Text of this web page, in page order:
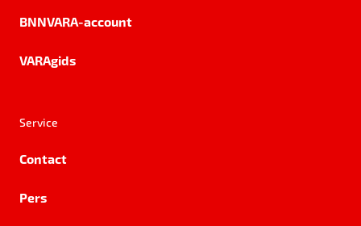
BNNVARA-account
VARAgids
Service
Contact
Pers